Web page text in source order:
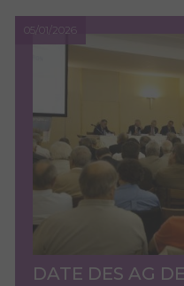
05/01/2026
DATE DES AG